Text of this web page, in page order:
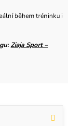
během tréninku i
Ziaja Sport –